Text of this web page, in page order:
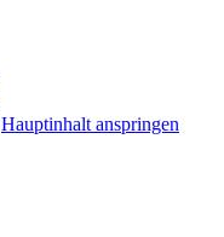
Hauptinhalt anspringen